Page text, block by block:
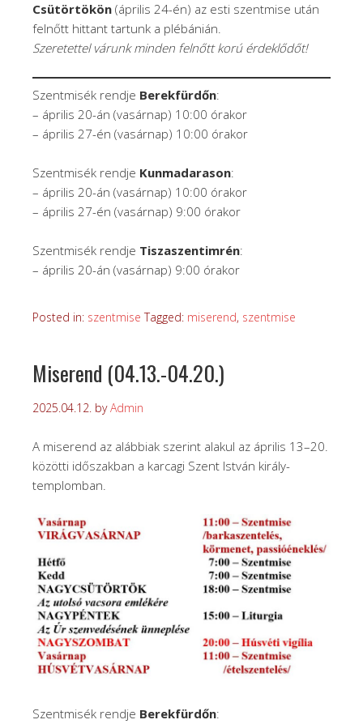
Csütörtökön (április 24-én) az esti szentmise után
felnőtt hittant tartunk a plébánián.
Szeretettel várunk minden felnőtt korú érdeklődőt!
Szentmisék rendje Berekfürdőn:
– április 20-án (vasárnap) 10:00 órakor
– április 27-én (vasárnap) 10:00 órakor
Szentmisék rendje Kunmadarason:
– április 20-án (vasárnap) 10:00 órakor
– április 27-én (vasárnap) 9:00 órakor
Szentmisék rendje Tiszaszentimrén:
– április 20-án (vasárnap) 9:00 órakor
Posted in: szentmise Tagged: miserend, szentmise
Miserend (04.13.-04.20.)
2025.04.12. byAdmin
A miserend az alábbiak szerint alakul az április 13–20.
közötti időszakban a karcagi Szent István király-
templomban.
Szentmisék rendje Berekfürdőn: